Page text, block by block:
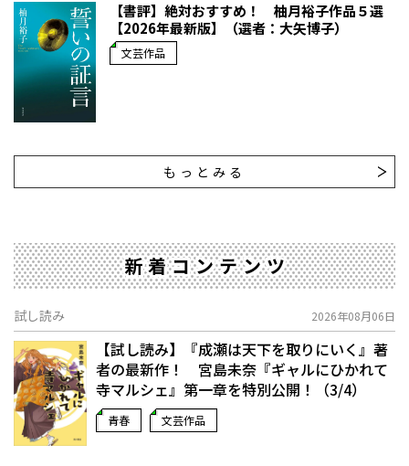
【書評】絶対おすすめ！ 柚月裕子作品５選
【2026年最新版】（選者：大矢博子）
文芸作品
もっとみる
新着コンテンツ
試し読み 2026年08月06日
【試し読み】『成瀬は天下を取りにいく』著
者の最新作！ 宮島未奈『ギャルにひかれて
寺マルシェ』第一章を特別公開！（3/4）
青春 文芸作品